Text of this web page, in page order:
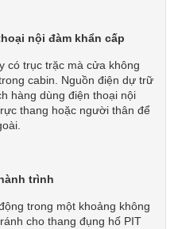
nội đàm khẩn cấp
có trục trặc mà cửa không
cabin. Nguồn điện dự trữ
hàng dùng điện thoại nội
thang hoặc người thân để
trình
trong một khoảng không
cho thang đụng hố PIT